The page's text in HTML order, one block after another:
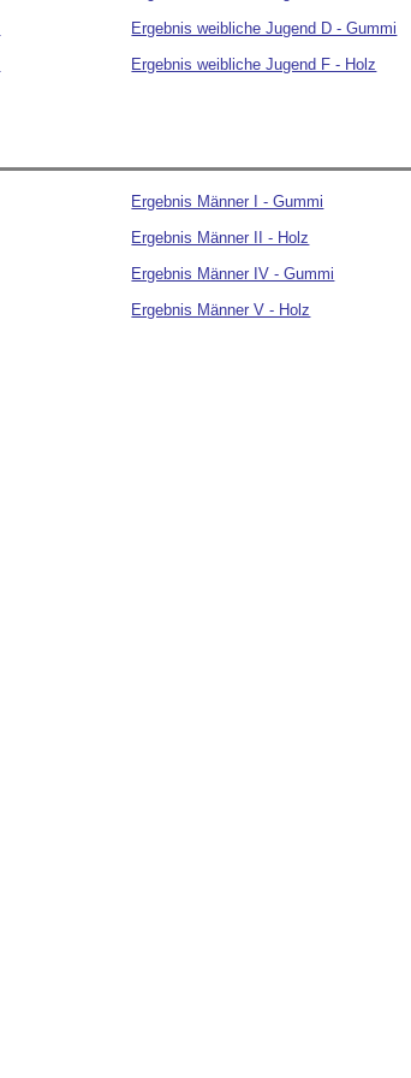
Ergebnis weibliche Jugend D - Gummi
Ergebnis weibliche Jugend F - Holz
Ergebnis Männer I - Gummi
Ergebnis Männer II - Holz
Ergebnis Männer IV - Gummi
Ergebnis Männer V - Holz